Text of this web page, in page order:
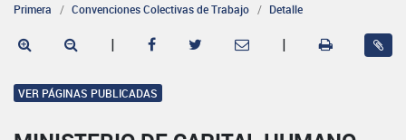
Primera Convenciones Colectivas de Trabajo Detalle
| |
VER PÁGINAS PUBLICADAS